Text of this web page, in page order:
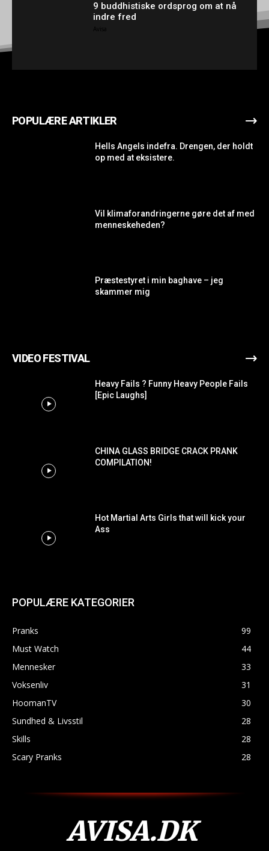
9 buddhistiske ordsprog om at nå
indre fred
Avisa
POPULÆRE ARTIKLER
Hells Angels indefra. Drengen, der holdt
op med at eksistere.
Vil klimaforandringerne gøre det af med
menneskeheden?
Præstestyret i min baghave – jeg
skammer mig
VIDEO FESTIVAL
Heavy Fails ? Funny Heavy People Fails
[Epic Laughs]
CHINA GLASS BRIDGE CRACK PRANK
COMPILATION!
Hot Martial Arts Girls that will kick your
Ass
POPULÆRE KATEGORIER
Pranks
99
Must Watch
44
Mennesker
33
Voksenliv
31
HoomanTV
30
Sundhed & Livsstil
28
Skills
28
Scary Pranks
28
AVISA.DK